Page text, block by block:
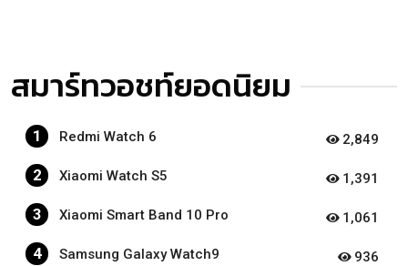
สมาร์ทวอชท์ยอดนิยม
1 Redmi Watch 6 2,849
2 Xiaomi Watch S5 1,391
3 Xiaomi Smart Band 10 Pro 1,061
4 Samsung Galaxy Watch9 936